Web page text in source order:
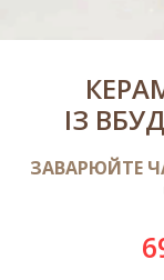
ІЗ
ЗАВАРЮЙТЕ